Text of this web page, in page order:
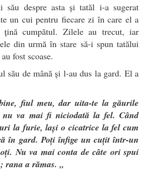
său despre asta și tatăl i-a sugerat
un cui pentru fiecare zi în care el a
țină cumpătul. Zilele au trecut, iar
din urmă în stare să-i spun tatălui
fost scoase.
său de mână și l-au dus la gard. El a
fiul meu, dar uita-te la găurile
va mai fi niciodată la fel. Când
la furie, lași o cicatrice la fel cum
în gard. Poți înfige un cuțit într-un
Nu va mai conta de câte ori spui
rana a rămas. „